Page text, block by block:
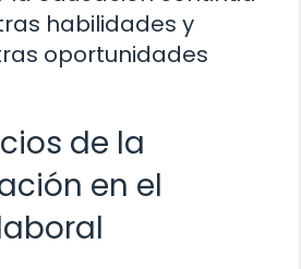
habilidades y
oportunidades
de la
en el